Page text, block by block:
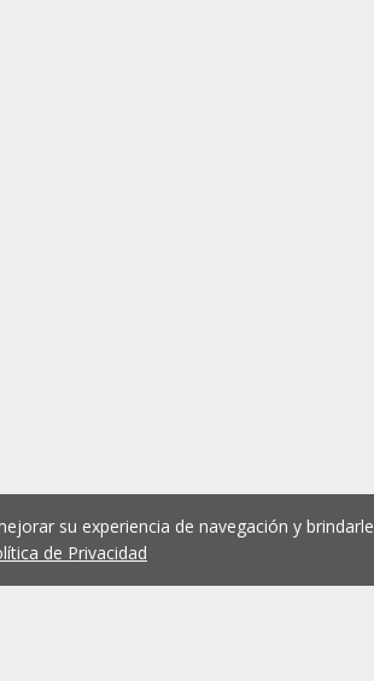
su experiencia de navegación y brindarle
de Privacidad